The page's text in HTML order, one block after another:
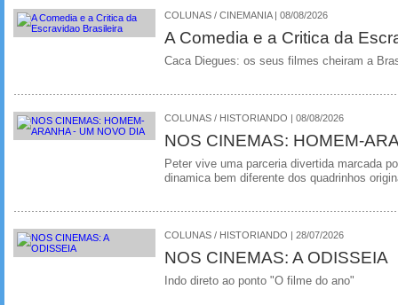
COLUNAS / CINEMANIA | 08/08/2026
A Comedia e a Critica da
Caca Diegues: os seus filmes cheiram a
COLUNAS / HISTORIANDO | 08/08/2026
NOS CINEMAS: HOMEM-
Peter vive uma parceria divertida marcada
dinamica bem diferente dos quadrinhos
COLUNAS / HISTORIANDO | 28/07/2026
NOS CINEMAS: A ODISSEIA
Indo direto ao ponto "O filme do ano"